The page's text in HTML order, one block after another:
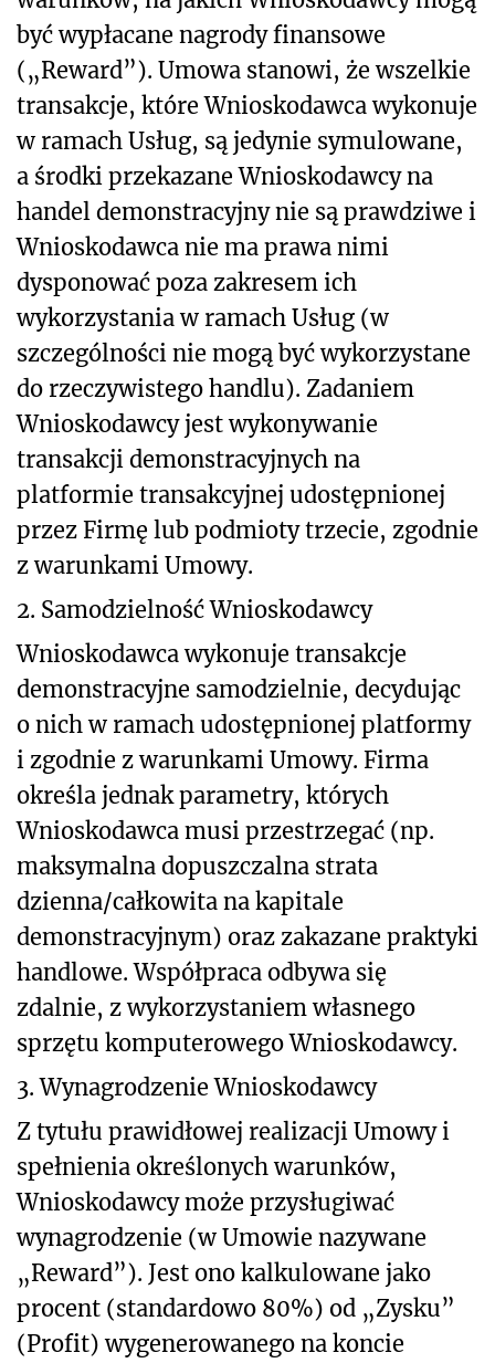
być wypłacane nagrody finansowe
(„Reward”). Umowa stanowi, że wszelkie
transakcje, które Wnioskodawca wykonuje
w ramach Usług, są jedynie symulowane,
a środki przekazane Wnioskodawcy na
handel demonstracyjny nie są prawdziwe i
Wnioskodawca nie ma prawa nimi
dysponować poza zakresem ich
wykorzystania w ramach Usług (w
szczególności nie mogą być wykorzystane
do rzeczywistego handlu). Zadaniem
Wnioskodawcy jest wykonywanie
transakcji demonstracyjnych na
platformie transakcyjnej udostępnionej
przez Firmę lub podmioty trzecie, zgodnie
z warunkami Umowy.
2. Samodzielność Wnioskodawcy
Wnioskodawca wykonuje transakcje
demonstracyjne samodzielnie, decydując
o nich w ramach udostępnionej platformy
i zgodnie z warunkami Umowy. Firma
określa jednak parametry, których
Wnioskodawca musi przestrzegać (np.
maksymalna dopuszczalna strata
dzienna/całkowita na kapitale
demonstracyjnym) oraz zakazane praktyki
handlowe. Współpraca odbywa się
zdalnie, z wykorzystaniem własnego
sprzętu komputerowego Wnioskodawcy.
3. Wynagrodzenie Wnioskodawcy
Z tytułu prawidłowej realizacji Umowy i
spełnienia określonych warunków,
Wnioskodawcy może przysługiwać
wynagrodzenie (w Umowie nazywane
„Reward”). Jest ono kalkulowane jako
procent (standardowo 80%) od „Zysku”
(Profit) wygenerowanego na koncie